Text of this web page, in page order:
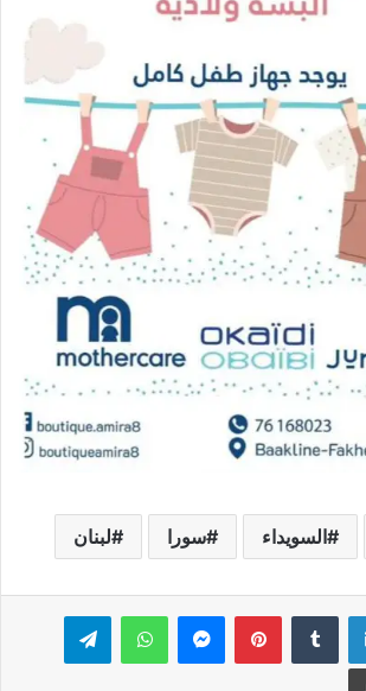
السويداء سورا لبنان
لينكدإن بينتيريستماسنجر واتساب تيلقرام
طباعة